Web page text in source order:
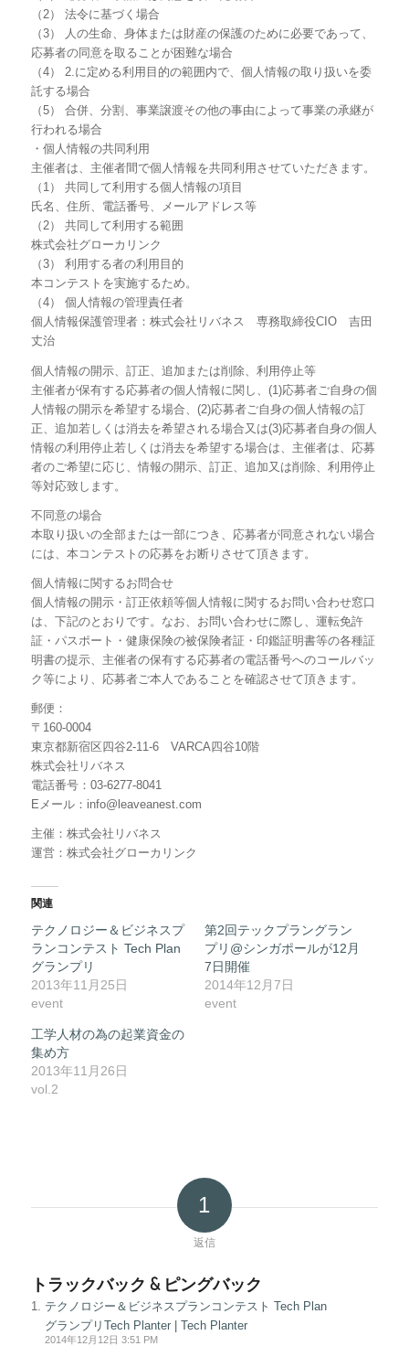
（2） 法令に基づく場合
（3） 人の生命、身体または財産の保護のために必要であって、
応募者の同意を取ることが困難な場合
（4） 2.に定める利用目的の範囲内で、個人情報の取り扱いを委
託する場合
（5） 合併、分割、事業譲渡その他の事由によって事業の承継が
行われる場合
・個人情報の共同利用
主催者は、主催者間で個人情報を共同利用させていただきます。
（1） 共同して利用する個人情報の項目
氏名、住所、電話番号、メールアドレス等
（2） 共同して利用する範囲
株式会社グローカリンク
（3） 利用する者の利用目的
本コンテストを実施するため。
（4） 個人情報の管理責任者
個人情報保護管理者：株式会社リバネス 専務取締役CIO 吉田
丈治
個人情報の開示、訂正、追加または削除、利用停止等
主催者が保有する応募者の個人情報に関し、(1)応募者ご自身の個
人情報の開示を希望する場合、(2)応募者ご自身の個人情報の訂
正、追加若しくは消去を希望される場合又は(3)応募者自身の個人
情報の利用停止若しくは消去を希望する場合は、主催者は、応募
者のご希望に応じ、情報の開示、訂正、追加又は削除、利用停止
等対応致します。
不同意の場合
本取り扱いの全部または一部につき、応募者が同意されない場合
には、本コンテストの応募をお断りさせて頂きます。
個人情報に関するお問合せ
個人情報の開示・訂正依頼等個人情報に関するお問い合わせ窓口
は、下記のとおりです。なお、お問い合わせに際し、運転免許
証・パスポート・健康保険の被保険者証・印鑑証明書等の各種証
明書の提示、主催者の保有する応募者の電話番号へのコールバッ
ク等により、応募者ご本人であることを確認させて頂きます。
郵便：
〒160-0004
東京都新宿区四谷2-11-6 VARCA四谷10階
株式会社リバネス
電話番号：03-6277-8041
Eメール： info@leaveanest.com
主催：株式会社リバネス
運営：株式会社グローカリンク
関連
テクノロジー＆ビジネスプ
ランコンテスト Tech Plan
グランプリ
2013年11月25日
event
第2回テックプラングラン
プリ@シンガポールが12月
7日開催
2014年12月7日
event
工学人材の為の起業資金の
集め方
2013年11月26日
vol.2
1
返信
トラックバック & ピングバック
テクノロジー＆ビジネスプランコンテスト Tech Plan
グランプリTech Planter | Tech Planter
2014年12月12日 3:51 PM